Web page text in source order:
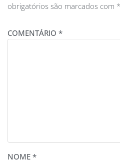
obrigatórios são marcados com *
COMENTÁRIO *
NOME *